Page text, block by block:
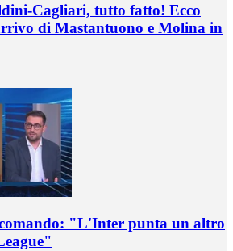
Cagliari, tutto fatto! Ecco
di Mastantuono e Molina in
"L'Inter punta un altro